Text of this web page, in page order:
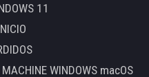
11
WINDOWS macOS